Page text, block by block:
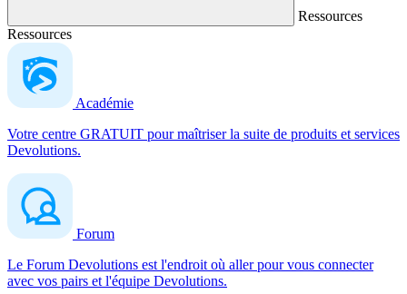
Ressources
Ressources
Académie
Votre centre GRATUIT pour maîtriser la suite de produits et services
Devolutions.
Forum
Le Forum Devolutions est l'endroit où aller pour vous connecter
avec vos pairs et l'équipe Devolutions.